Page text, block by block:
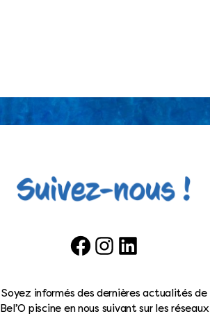
FacebookInstagramLinkedIn
Soyez informés des dernières actualités de
Bel’O piscine en nous suivant sur les réseaux